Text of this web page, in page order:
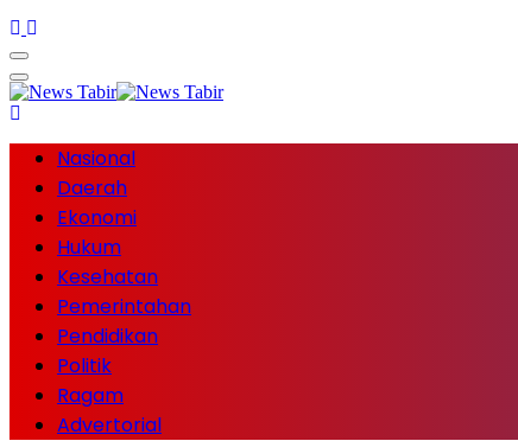
Nasional
Daerah
Ekonomi
Hukum
Kesehatan
Pemerintahan
Pendidikan
Politik
Ragam
Advertorial